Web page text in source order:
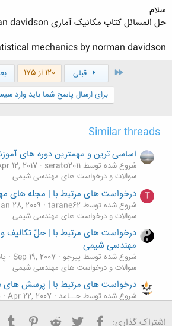
سلام
حل المسائل کتاب مکانیک آماری norman davidson رو میخواستم
mechanics by norman davidson
اول قبلی 120 از 175
برای ارسال پاسخ شما باید وارد
Similar threads
اساسی ترین و مهمترین دوره های
شروع شده توسط serato2011 12, 2017
سوالات و درخواست های مهندسی شیمی
T درخواست های مرتبط با | مجله های
شروع شده توسط tarane62 28, 2009
سوالات و درخواست های مهندسی شیمی
درخواست های مرتبط با | حلّ تکالیف
مهندسی شیمی
شروع شده توسط پیرجو Sep 19, 2007
سوالات و درخواست های مهندسی شیمی
درخواست های مرتبط با | پرسش
شروع شده توسط حــامد Apr 22, 2007
اشتراک گذاری: فیسبوک تویتر Reddit